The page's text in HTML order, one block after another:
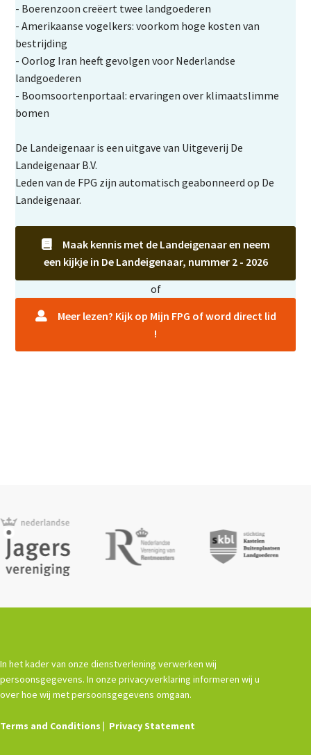
- Boerenzoon creëert twee landgoederen
- Amerikaanse vogelkers: voorkom hoge kosten van
bestrijding
- Oorlog Iran heeft gevolgen voor Nederlandse
landgoederen
- Boomsoortenportaal: ervaringen over klimaatslimme
bomen
De Landeigenaar is een uitgave van Uitgeverij De
Landeigenaar B.V.
Leden van de FPG zijn automatisch geabonneerd op De
Landeigenaar.
Maak kennis met de Landeigenaar en neem
een kijkje in De Landeigenaar, nummer 2 - 2026
of
Meer lezen? Kijk op Mijn FPG of word direct lid
!
In het kader van onze dienstverlening verwerken wij
persoonsgegevens. In onze privacyverklaring informeren wij u
over hoe wij met persoonsgegevens omgaan.
Terms and Conditions Privacy Statement